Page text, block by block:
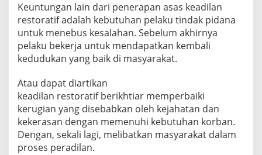
Keuntungan lain dari penerapan asas keadilan
restoratif adalah kebutuhan pelaku tindak pidana
untuk menebus kesalahan. Sebelum akhirnya
pelaku bekerja untuk mendapatkan kembali
kedudukan yang baik di masyarakat.
Atau dapat diartikan
keadilan restoratif berikhtiar memperbaiki
kerugian yang disebabkan oleh kejahatan dan
kekerasan dengan memenuhi kebutuhan korban.
Dengan, sekali lagi, melibatkan masyarakat dalam
proses peradilan.